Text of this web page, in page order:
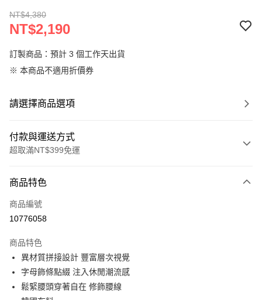
NT$4,380
NT$2,190
訂製商品：預計 3 個工作天出貨
※ 本商品不適用折價券
請選擇商品選項
付款與運送方式
超取滿NT$399免運
信用卡一次付款
信用卡分期付款
合作金庫商業銀行
華南商業銀行
上海商業儲蓄銀行
國泰世華商業銀行
臺灣中小企業銀行
LINE Pay
Apple Pay
街口支付
商品特色
商品編號
10776058
商品特色
異材質拼接設計 豐富層次視覺
字母飾條點綴 注入休閒潮流感
鬆緊腰頭穿著自在 修飾腰線